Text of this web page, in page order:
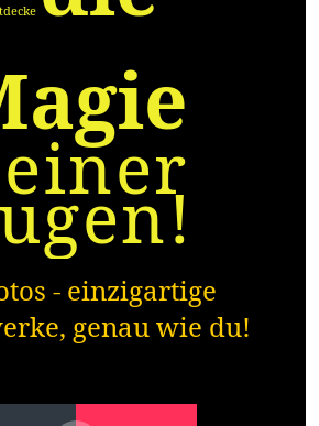
- einzigartige
genau wie du!